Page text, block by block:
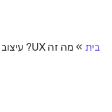
בית » מה זה UX? עיצוב חווית משתמש לסטארט-אפים